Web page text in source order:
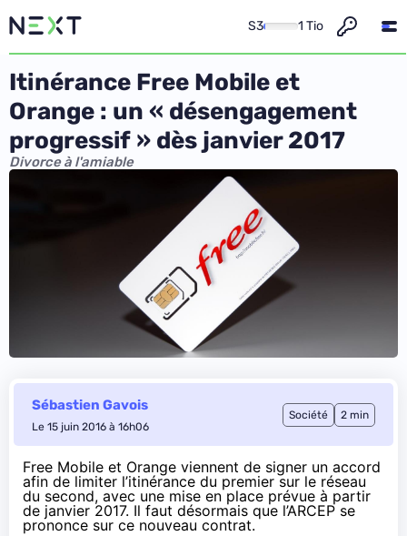
S3 1 Tio
Itinérance Free Mobile et
Orange : un « désengagement
progressif » dès janvier 2017
Divorce à l'amiable
Sébastien Gavois
Le 15 juin 2016 à 16h06
Société 2 min
Free Mobile et Orange viennent de signer un accord
afin de limiter l’itinérance du premier sur le réseau
du second, avec une mise en place prévue à partir
de janvier 2017. Il faut désormais que l’ARCEP se
prononce sur ce nouveau contrat.